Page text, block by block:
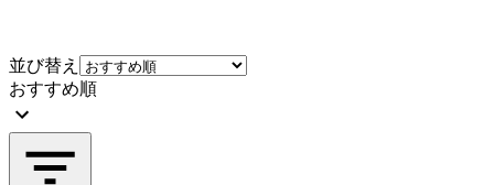
並び替え
おすすめ順